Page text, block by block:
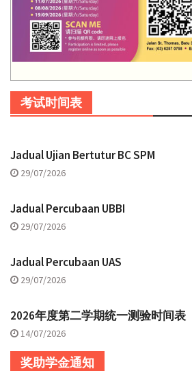
考试时间表
Jadual Ujian Bertutur BC SPM
29/07/2026
Jadual Percubaan UBBI
29/07/2026
Jadual Percubaan UAS
29/07/2026
2026年度第二学期统一测验时间表
14/07/2026
奖助学金通知